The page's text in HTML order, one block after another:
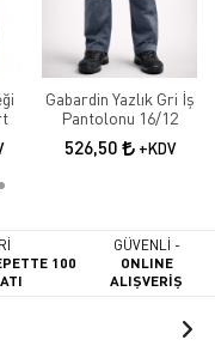
Gabardin Yazlık Gri İş
Pantolonu 16/12
526,50 +KDV
100
GÜVENLİ -
ONLINE
ALIŞVERİŞ